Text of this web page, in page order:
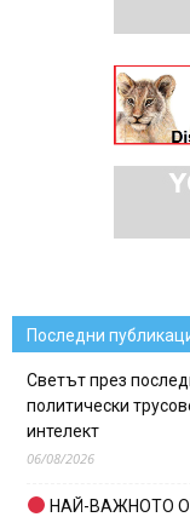
Последни
Светът през
политически
интелект
06/08/2026
НАЙ-ВАЖНОТО